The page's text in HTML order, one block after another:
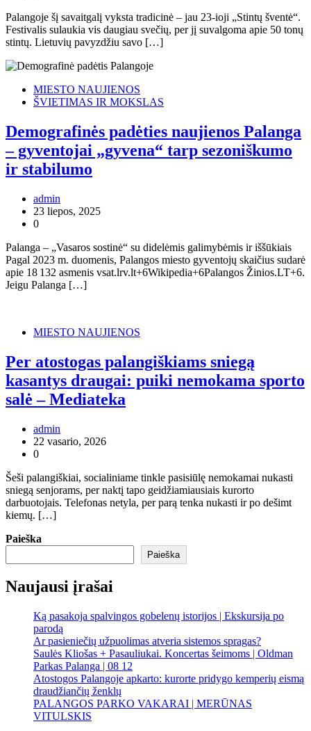
Palangoje šį savaitgalį vyksta tradicinė – jau 23-ioji „Stintų šventė“.
Festivalis sulaukia vis daugiau svečių, per jį suvalgoma apie 50 tonų
stintų. Lietuvių pavyzdžiu savo […]
MIESTO NAUJIENOS
ŠVIETIMAS IR MOKSLAS
Demografinės padėties naujienos Palanga
– gyventojai „gyvena“ tarp sezoniškumo
ir stabilumo
admin
23 liepos, 2025
0
Palanga – „Vasaros sostinė“ su didelėmis galimybėmis ir iššūkiais
Pagal 2023 m. duomenis, Palangos miesto gyventojų skaičius sudarė
apie 18 132 asmenis vsat.lrv.lt+6Wikipedia+6Palangos Žinios.LT+6.
Jeigu Palanga […]
MIESTO NAUJIENOS
Per atostogas palangiškiams sniegą
kasantys draugai: puiki nemokama sporto
salė – Mediateka
admin
22 vasario, 2026
0
Šeši palangiškiai, socialiniame tinkle pasisiūlę nemokamai nukasti
sniegą senjorams, per naktį tapo geidžiamiausiais kurorto
darbuotojais. Telefonas netyla, per parą tenka nukasti ir po dešimt
kiemų. […]
Paieška
Paieška
Naujausi įrašai
Ką pasakoja spalvingos gobelenų istorijos | Ekskursija po
parodą
Ar pasieniečių užpuolimas atveria sistemos spragas?
Saulės Kliošas + Pasauliukai. Koncertas šeimoms | Oldman
Parkas Palanga | 08 12
Atostogos Palangoje apkarto: kurorte pridygo kemperių eismą
draudžiančių ženklų
PALANGOS PARKO VAKARAI | MERŪNAS
VITULSKIS